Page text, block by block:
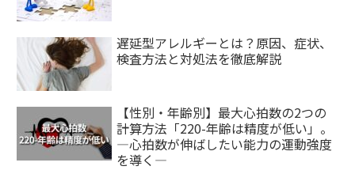
遅延型アレルギーとは？原因、症状、
検査方法と対処法を徹底解説
【性別・年齢別】最大心拍数の2つの
計算方法「220-年齢は精度が低い」。
―心拍数が伸ばしたい能力の運動強度
を導く―